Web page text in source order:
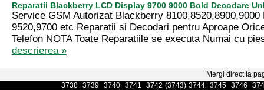
Reparatii Blackberry LCD Display 9700 9000 Bold Decodare
Service GSM Autorizat Blackberry 8100,8520,8900,9000
9520,9700 etc Reparatii si Decodari pentru Aproape
Telefon NOTA Toate Reparatiile se executa Numai cu
descrierea »
Mergi direct la
3738 3739 3740 3741 3742 (3743) 3744 3745 3746